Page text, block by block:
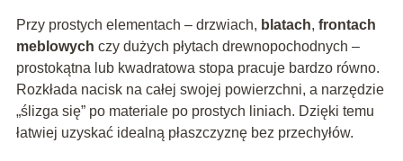
Przy prostych elementach – drzwiach, blatach, frontach
meblowych czy dużych płytach drewnopochodnych –
prostokątna lub kwadratowa stopa pracuje bardzo równo.
Rozkłada nacisk na całej swojej powierzchni, a narzędzie
„ślizga się” po materiale po prostych liniach. Dzięki temu
łatwiej uzyskać idealną płaszczyznę bez przechyłów.